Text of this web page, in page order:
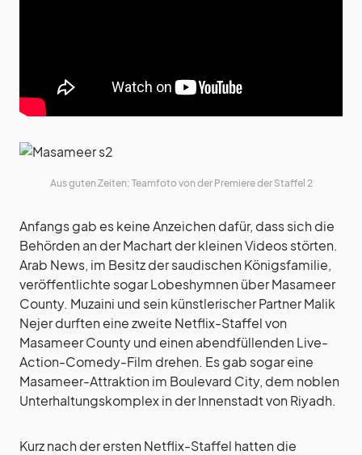
Aus guten Zeiten: Teamfoto von der Premiere der Staffel 2
Anfangs gab es keine Anzeichen dafür, dass sich die
Behörden an der Machart der kleinen Videos störten.
Arab News, im Besitz der saudischen Königsfamilie,
veröffentlichte sogar Lobeshymnen über Masameer
County. Muzaini und sein künstlerischer Partner Malik
Nejer durften eine zweite Netflix-Staffel von
Masameer County und einen abendfüllenden Live-
Action-Comedy-Film drehen. Es gab sogar eine
Masameer-Attraktion im Boulevard City, dem noblen
Unterhaltungskomplex in der Innenstadt von Riyadh.
Kurz nach der ersten Netflix-Staffel hatten die